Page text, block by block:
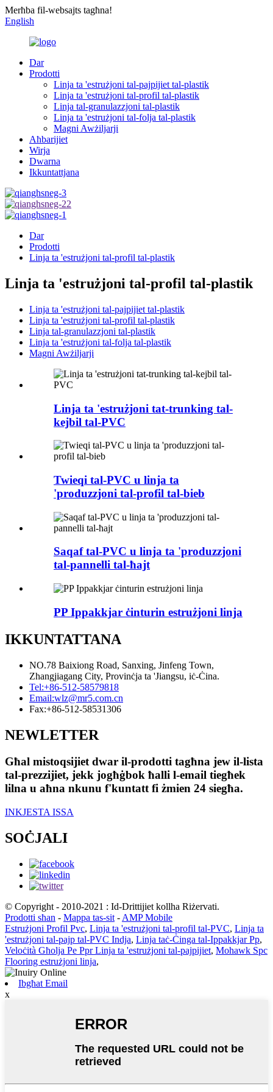
Merħba fil-websajts tagħna!
English
Dar
Prodotti
Linja ta 'estrużjoni tal-pajpijiet tal-plastik
Linja ta 'estrużjoni tal-profil tal-plastik
Linja tal-granulazzjoni tal-plastik
Linja ta 'estrużjoni tal-folja tal-plastik
Magni Awżiljarji
Aħbarijiet
Wirja
Dwarna
Ikkuntattjana
Dar
Prodotti
Linja ta 'estrużjoni tal-profil tal-plastik
Linja ta 'estrużjoni tal-profil tal-plastik
Linja ta 'estrużjoni tal-pajpijiet tal-plastik
Linja ta 'estrużjoni tal-profil tal-plastik
Linja tal-granulazzjoni tal-plastik
Linja ta 'estrużjoni tal-folja tal-plastik
Magni Awżiljarji
Linja ta 'estrużjoni tat-trunking tal-
kejbil tal-PVC
Twieqi tal-PVC u linja ta
'produzzjoni tal-profil tal-bieb
Saqaf tal-PVC u linja ta 'produzzjoni
tal-pannelli tal-ħajt
PP Ippakkjar ċinturin estrużjoni linja
IKKUNTATTANA
NO.78 Baixiong Road, Sanxing, Jinfeng Town,
Zhangjiagang City, Provinċja ta 'Jiangsu, iċ-Ċina.
Tel:+86-512-58579818
Email:wlz@mr5.com.cn
Fax:+86-512-58531306
NEWLETTER
Għal mistoqsijiet dwar il-prodotti tagħna jew il-lista
tal-prezzijiet, jekk jogħġbok ħalli l-email tiegħek
lilna u aħna nkunu f'kuntatt fi żmien 24 siegħa.
INKJESTA ISSA
SOĊJALI
© Copyright - 2010-2021 : Id-Drittijiet kollha Riżervati.
Prodotti sħan - Mappa tas-sit - AMP Mobile
Estrużjoni Profil Pvc, Linja ta 'estrużjoni tal-profil tal-PVC, Linja ta
'estrużjoni tal-pajp tal-PVC Indja, Linja taċ-Ċinga tal-Ippakkjar Pp,
Veloċità Għolja Pe Ppr Linja ta 'estrużjoni tal-pajpijiet, Mohawk Spc
Flooring estrużjoni linja,
Ibgħat Email
x